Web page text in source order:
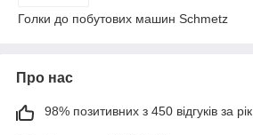
Голки до побутових машин Schmetz
Про нас
98% позитивних з 450 відгуків за рік